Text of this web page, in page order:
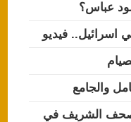
عباس؟
اسرائيل.. فيديو
والجامع
الشريف في